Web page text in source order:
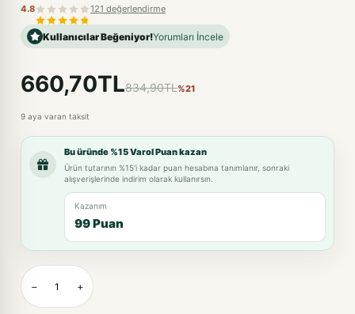
4.8 121 değerlendirme
Kullanıcılar Beğeniyor!Yorumları İncele
660,70TL834,90TL%21
9 aya varan taksit
Bu üründe %15 Varol Puan kazan
Ürün tutarının %15'i kadar puan hesabına tanımlanır, sonraki
alışverişlerinde indirim olarak kullanırsın.
Kazanım
99 Puan
− +